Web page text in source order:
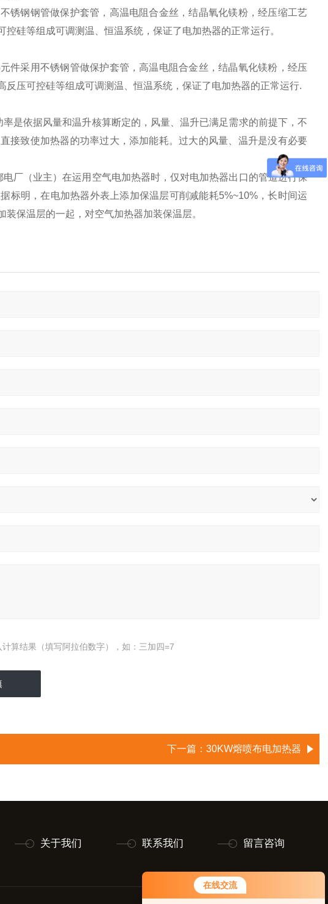
在线交流
您好！欢迎前来咨询，很高兴为您
锈钢钢管做保护套管，高温电阻合金丝，结晶氧化镁粉，经压缩工艺
硅等组成可调测温、恒温系统，保证了电加热器的正常运行。
件采用不锈钢管做保护套管，高温电阻合金丝，结晶氧化镁粉，经压
压可控硅等组成可调测温、恒温系统，保证了电加热器的正常运行.
是依据风量和温升核算断定的，风量、温升已满足需求的前提下，不
接致使加热器的功率过大，添加能耗。过大的风量、温升是没有必要
厂（业主）在运用空气电加热器时，仅对电加热器出口的管道进行保
标明，在电加热器外表上添加保温层可削减能耗5%~10%，长时间运
保温层的一起，对空气加热器加装保温层。
计算结果（填写阿拉伯数字），如：三加四=7
下一篇： 30KW熔喷布电加热器
关于我们 联系我们 留言咨询